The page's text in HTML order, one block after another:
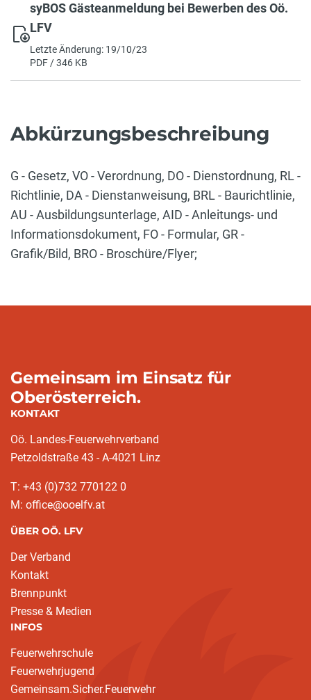
syBOS Gästeanmeldung bei Bewerben des Oö.
LFV
Letzte Änderung: 19/10/23
PDF / 346 KB
Abkürzungsbeschreibung
G - Gesetz, VO - Verordnung, DO - Dienstordnung, RL -
Richtlinie, DA - Dienstanweisung, BRL - Baurichtlinie,
AU - Ausbildungsunterlage, AID - Anleitungs- und
Informationsdokument, FO - Formular, GR -
Grafik/Bild, BRO - Broschüre/Flyer;
Gemeinsam im Einsatz für
Oberösterreich.
KONTAKT
Oö. Landes-Feuerwehrverband
Petzoldstraße 43 - A-4021 Linz
T: +43 (0)732 770122 0
M: office@ooelfv.at
ÜBER OÖ. LFV
Der Verband
Kontakt
Brennpunkt
Presse & Medien
INFOS
Feuerwehrschule
Feuerwehrjugend
Gemeinsam.Sicher.Feuerwehr